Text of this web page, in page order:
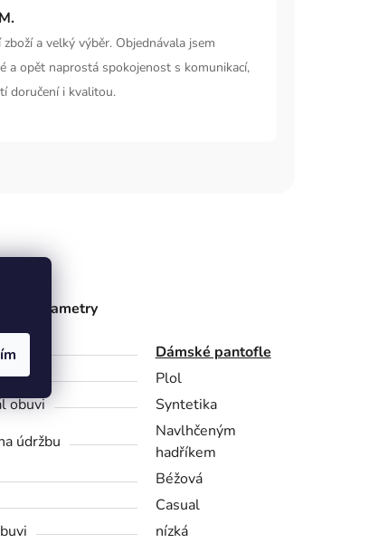
a velký výběr. Objednávala jsem
a opět naprostá spokojenost s komunikací,
doručení i kvalitou.
parametry
Dámské pantofle
Plol
obuvi
Syntetika
údržbu
Navlhčeným
hadříkem
Béžová
Casual
nízká